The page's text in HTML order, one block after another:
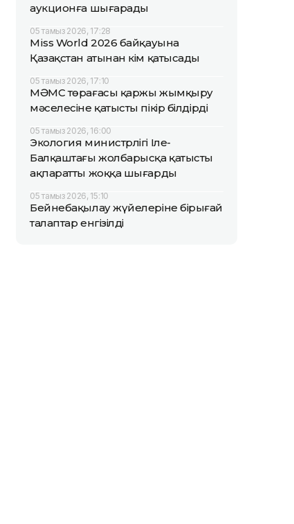
аукционға шығарады
05 тамыз 2026, 17:28
Miss World 2026 байқауына
Қазақстан атынан кім қатысады
05 тамыз 2026, 17:10
МӘМС төрағасы қаржы жымқыру
мәселесіне қатысты пікір білдірді
05 тамыз 2026, 16:00
Экология министрлігі Іле-
Балқаштағы жолбарысқа қатысты
ақпаратты жоққа шығарды
05 тамыз 2026, 15:10
Бейнебақылау жүйелеріне бірыңғай
талаптар енгізілді